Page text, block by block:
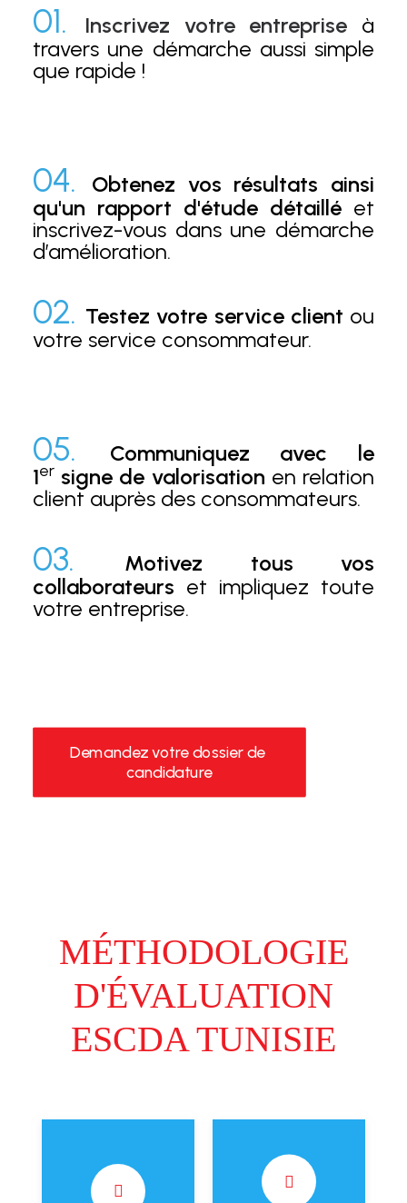
01. Inscrivez votre entreprise à
travers une démarche aussi simple
que rapide !
04.
Obtenez vos résultats ainsi
qu'un rapport d'étude détaillé et
inscrivez-vous dans une démarche
d’amélioration.
02. Testez votre service client ou
votre service consommateur.
05.
Communiquez avec le
1er signe de valorisation en relation
client auprès des consommateurs.
03.
Motivez tous vos
collaborateurs et impliquez toute
votre entreprise.
Demandez votre dossier de
candidature
MÉTHODOLOGIE
D'ÉVALUATION
ESCDA TUNISIE
finale) Le client
mystère appelle le
service client,
finale) Le client
mystère publie un
commentaire sur la